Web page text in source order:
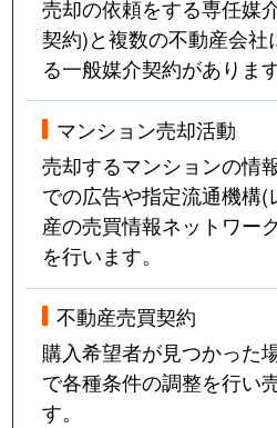
売却の依頼をする専任媒
契約)と複数の不動産会社
る一般媒介契約があります
マンション売却活動
売却するマンションの情
での広告や指定流通機構(
産の売買情報ネットワー
を行います。
不動産売買契約
購入希望者が見つかった
で各種条件の調整を行い
す。